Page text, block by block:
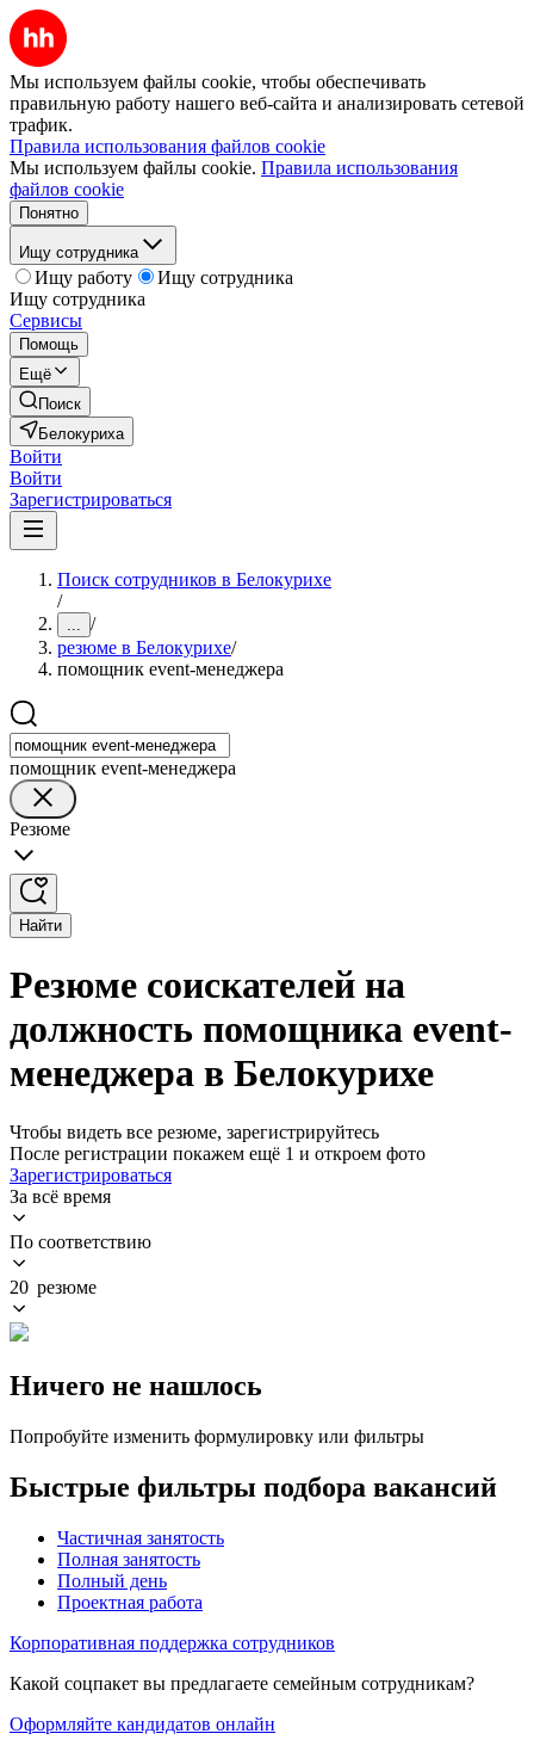
Мы используем файлы cookie, чтобы обеспечивать
правильную работу нашего веб-сайта и анализировать сетевой
трафик.
Правила использования файлов cookie
Мы используем файлы cookie. Правила использования
файлов cookie
Понятно
Ищу сотрудника
Ищу работу
Ищу сотрудника
Ищу сотрудника
Сервисы
Помощь
Ещё
Поиск
Белокуриха
Войти
Войти
Зарегистрироваться
Поиск сотрудников в Белокурихе
/
... /
резюме в Белокурихе/
помощник event-менеджера
помощник event-менеджера
Резюме
Найти
Резюме соискателей на
должность помощника event-
менеджера в Белокурихе
Чтобы видеть все резюме, зарегистрируйтесь
После регистрации покажем ещё 1 и откроем фото
Зарегистрироваться
За всё время
По соответствию
20 резюме
Ничего не нашлось
Попробуйте изменить формулировку или фильтры
Быстрые фильтры подбора вакансий
Частичная занятость
Полная занятость
Полный день
Проектная работа
Корпоративная поддержка сотрудников
Какой соцпакет вы предлагаете семейным сотрудникам?
Оформляйте кандидатов онлайн